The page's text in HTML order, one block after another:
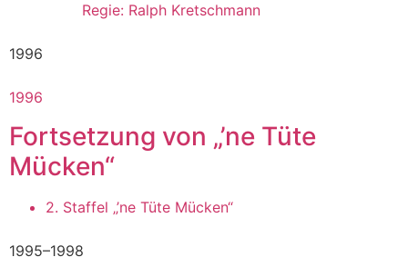
Regie: Ralph Kretschmann
1996
1996
Fortsetzung von „’ne Tüte
Mücken“
2. Staffel „’ne Tüte Mücken“
1995–1998